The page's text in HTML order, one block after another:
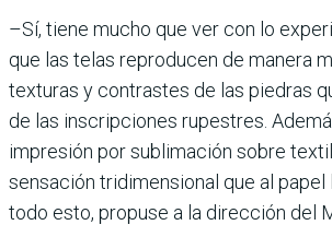
–Sí, tiene mucho que ver con lo
que las telas reproducen de manera
texturas y contrastes de las piedras
de las inscripciones rupestres.
impresión por sublimación sobre
sensación tri­dimensional que al papel
todo esto, propuse a la dirección del